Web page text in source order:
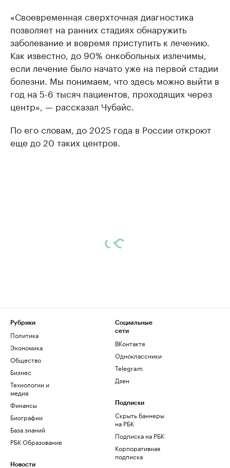
«Своевременная сверхточная диагностика
позволяет на ранних стадиях обнаружить
заболевание и вовремя приступить к лечению.
Как известно, до 90% онкобольных излечимы,
если лечение было начато уже на первой стадии
болезни. Мы понимаем, что здесь можно выйти в
год на 5-6 тысяч пациентов, проходящих через
центр», — рассказал Чубайс.
По его словам, до 2025 года в России откроют
еще до 20 таких центров.
Рубрики
Политика
Экономика
Общество
Бизнес
Технологии и
медиа
Финансы
Биографии
База знаний
РБК Образование
Новости
Социальные
сети
ВКонтакте
Одноклассники
Telegram
Дзен
Подписки
Скрыть баннеры
на РБК
Подписка на РБК
Корпоративная
подписка